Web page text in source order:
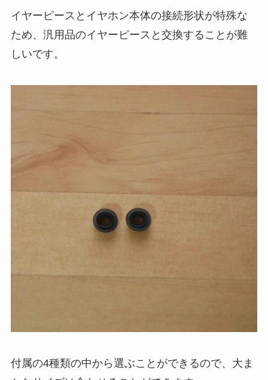
イヤーピースとイヤホン本体の接続形状が特殊な
ため、汎用品のイヤーピースと交換することが難
しいです。
付属の4種類の中から選ぶことができるので、大ま